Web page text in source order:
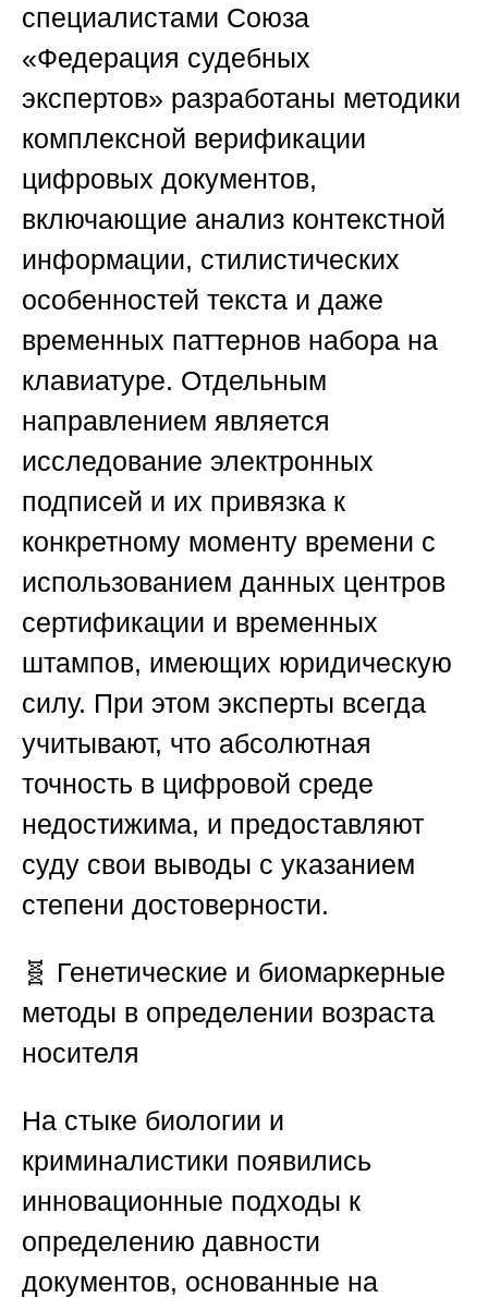
специалистами Союза
«Федерация судебных
экспертов» разработаны методики
комплексной верификации
цифровых документов,
включающие анализ контекстной
информации, стилистических
особенностей текста и даже
временных паттернов набора на
клавиатуре. Отдельным
направлением является
исследование электронных
подписей и их привязка к
конкретному моменту времени с
использованием данных центров
сертификации и временных
штампов, имеющих юридическую
силу. При этом эксперты всегда
учитывают, что абсолютная
точность в цифровой среде
недостижима, и предоставляют
суду свои выводы с указанием
степени достоверности.
🧬 Генетические и биомаркерные
методы в определении возраста
носителя
На стыке биологии и
криминалистики появились
инновационные подходы к
определению давности
документов, основанные на